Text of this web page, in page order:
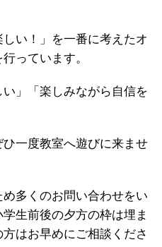
い！」を一番に考えたオ
っています。
い」「楽しみながら自信を
一度教室へ遊びに来ませ
多くのお問い合わせをい
生前後の夕方の枠は埋ま
はお早めにご相談くださ